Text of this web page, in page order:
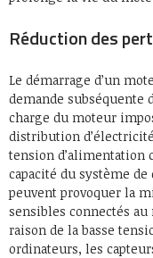
Réduction des
Le démarrage d’un
demande subséquente
charge du moteur
distribution
tension d’alimentation
capacité du système
peuvent provoquer la
sensibles connectés
raison de la basse
ordinateurs, les